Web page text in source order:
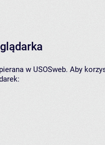
w USOSweb. Aby